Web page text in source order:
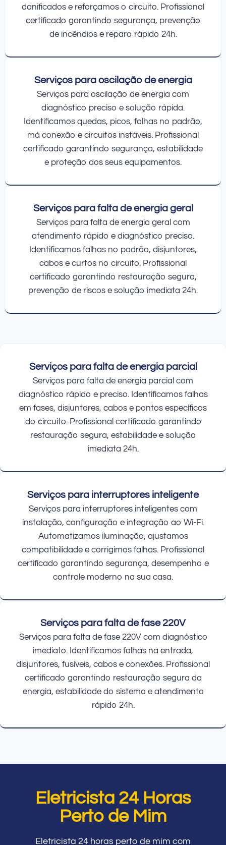
danificados e reforçamos o circuito. Profissional
certificado garantindo segurança, prevenção
de incêndios e reparo rápido 24h.
Serviços para oscilação de energia
Serviços para oscilação de energia com
diagnóstico preciso e solução rápida.
Identificamos quedas, picos, falhas no padrão,
má conexão e circuitos instáveis. Profissional
certificado garantindo segurança, estabilidade
e proteção dos seus equipamentos.
Serviços para falta de energia geral
Serviços para falta de energia geral com
atendimento rápido e diagnóstico preciso.
Identificamos falhas no padrão, disjuntores,
cabos e curtos no circuito. Profissional
certificado garantindo restauração segura,
prevenção de riscos e solução imediata 24h.
Serviços para falta de energia parcial
Serviços para falta de energia parcial com
diagnóstico rápido e preciso. Identificamos falhas
em fases, disjuntores, cabos e pontos específicos
do circuito. Profissional certificado garantindo
restauração segura, estabilidade e solução
imediata 24h.
Serviços para interruptores inteligente
Serviços para interruptores inteligentes com
instalação, configuração e integração ao Wi-Fi.
Automatizamos iluminação, ajustamos
compatibilidade e corrigimos falhas. Profissional
certificado garantindo segurança, desempenho e
controle moderno na sua casa.
Serviços para falta de fase 220V
Serviços para falta de fase 220V com diagnóstico
imediato. Identificamos falhas na entrada,
disjuntores, fusíveis, cabos e conexões. Profissional
certificado garantindo restauração segura da
energia, estabilidade do sistema e atendimento
rápido 24h.
Eletricista 24 Horas
Perto de Mim
Eletricista 24 horas perto de mim com